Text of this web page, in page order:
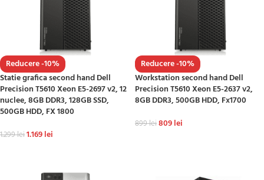
Reducere -10%
Statie grafica second hand Dell
Precision T5610 Xeon E5-2697 v2, 12
nuclee, 8GB DDR3, 128GB SSD,
500GB HDD, FX 1800
1.299lei1.169lei
Reducere -10%
Workstation second hand Dell
Precision T5610 Xeon E5-2637 v2,
8GB DDR3, 500GB HDD, Fx1700
899lei809lei